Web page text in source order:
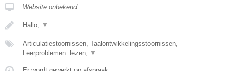
Website onbekend
Hallo, ▼
Articulatiestoornissen, Taalontwikkelingsstoornissen,
Leerproblemen: lezen,
▼